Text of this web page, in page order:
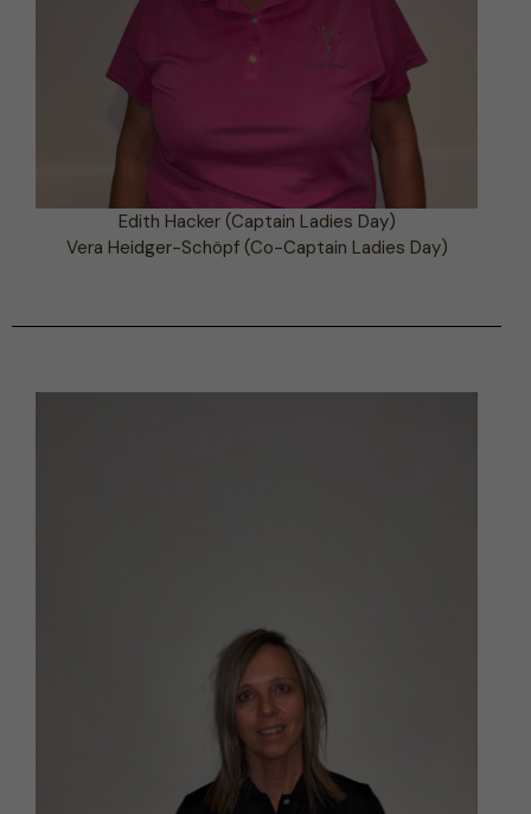
Edith Hacker (Captain Ladies Day)
Vera Heidger-Schöpf (Co-Captain Ladies Day)